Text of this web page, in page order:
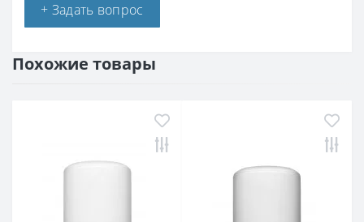
+ Задать вопрос
Похожие товары